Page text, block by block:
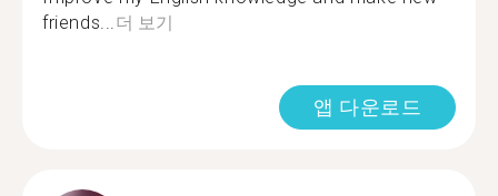
friends... 더 보기
앱 다운로드